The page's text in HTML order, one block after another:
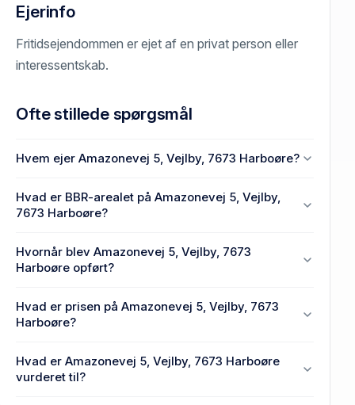
Ejerinfo
Fritidsejendommen er ejet af en privat person eller
interessentskab.
Ofte stillede spørgsmål
Hvem ejer Amazonevej 5, Vejlby, 7673 Harboøre?
7673 Harboøre.
Hvad er BBR-arealet på Amazonevej 5, Vejlby,
7673 Harboøre?
Vejlby, 7673 Harboøre.
Hvornår blev Amazonevej 5, Vejlby, 7673
Harboøre opført?
Amazonevej 5, Vejlby, 7673 Harboøre.
Hvad er prisen på Amazonevej 5, Vejlby, 7673
Harboøre?
7673 Harboøre senest blev handlet i 2008.
Hvad er Amazonevej 5, Vejlby, 7673 Harboøre
vurderet til?